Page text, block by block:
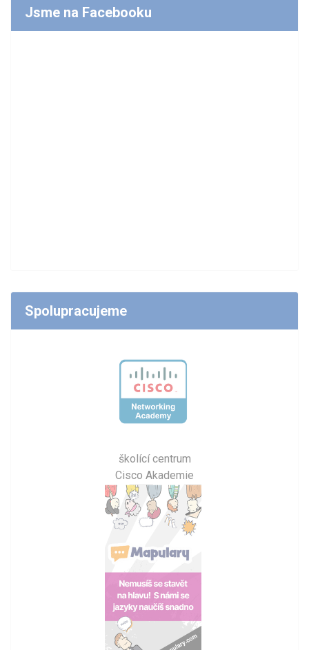
Jsme na Facebooku
Spolupracujeme
školící centrum
Cisco Akademie